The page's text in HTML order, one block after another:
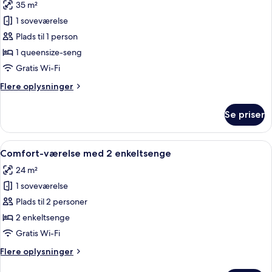
billeder
af
Loft
35 m²
1 soveværelse
Plads til 1 person
1 queensize-seng
Gratis Wi-Fi
Flere oplysninger
Flere
Se priser
Indlæs
alle
billeder
af
Comfort-
værelse
med
enkeltsenge
Et moderne hotelværelse med en
5
Comfort-værelse med 2 enkeltsenge
24 m²
1 soveværelse
Plads til 2 personer
2 enkeltsenge
Gratis Wi-Fi
Flere oplysninger
Flere